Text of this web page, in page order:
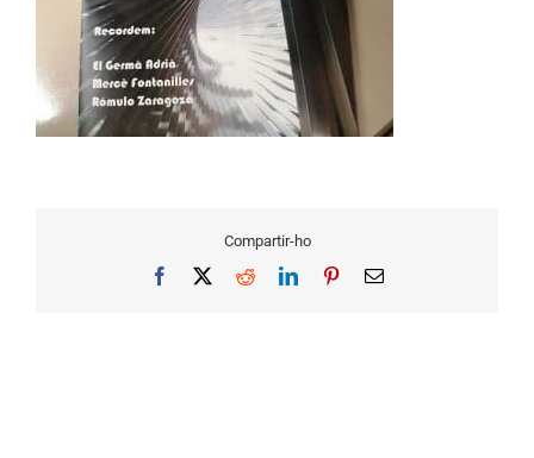
Compartir-ho
Facebook RedditLinkedInPinterestEmail